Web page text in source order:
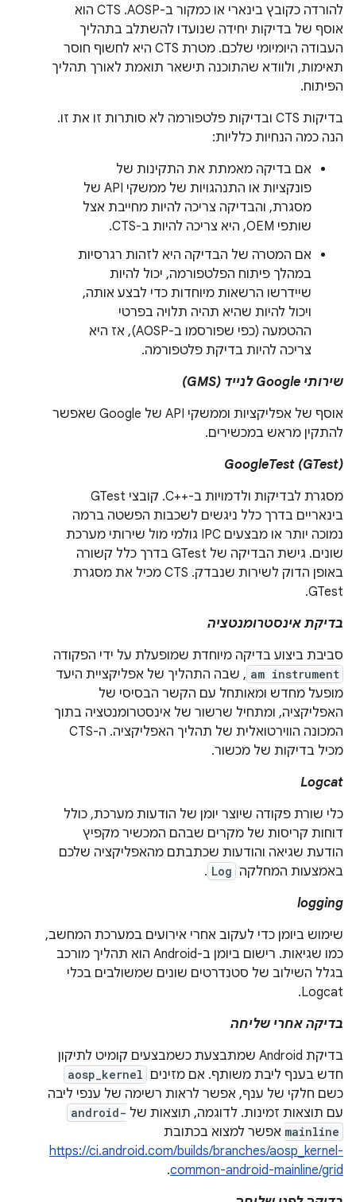
להורדה כקובץ בינארי או כמקור ב-AOSP. ‫CTS הוא
אוסף של בדיקות יחידה שנועדו להשתלב בתהליך
העבודה היומיומי שלכם. מטרת CTS היא לחשוף חוסר
תאימות, ולוודא שהתוכנה תישאר תואמת לאורך תהליך
הפיתוח.
בדיקות CTS ובדיקות פלטפורמה לא סותרות זו את זו.
הנה כמה הנחיות כלליות:
אם בדיקה מאמתת את התקינות של
פונקציות או התנהגויות של ממשקי API של
מסגרת, והבדיקה צריכה להיות מחייבת אצל
שותפי OEM, היא צריכה להיות ב-CTS.
אם המטרה של הבדיקה היא לזהות רגרסיות
במהלך פיתוח הפלטפורמה, יכול להיות
שיידרשו הרשאות מיוחדות כדי לבצע אותה,
ויכול להיות שהיא תהיה תלויה בפרטי
ההטמעה (כפי שפורסמו ב-AOSP), אז היא
צריכה להיות בדיקת פלטפורמה.
שירותי Google לנייד (GMS)
אוסף של אפליקציות וממשקי API של Google שאפשר
להתקין מראש במכשירים.
GoogleTest (GTest)
מסגרת לבדיקות ולדמויות ב-C++‎. קובצי GTest
בינאריים בדרך כלל ניגשים לשכבות הפשטה ברמה
נמוכה יותר או מבצעים IPC גולמי מול שירותי מערכת
שונים. גישת הבדיקה של GTest בדרך כלל קשורה
באופן הדוק לשירות שנבדק. ‫CTS מכיל את מסגרת
GTest.
בדיקת אינסטרומנטציה
סביבת ביצוע בדיקה מיוחדת שמופעלת על ידי הפקודה
am instrument , שבה התהליך של אפליקציית היעד
מופעל מחדש ומאותחל עם הקשר הבסיסי של
האפליקציה, ומתחיל שרשור של אינסטרומנטציה בתוך
המכונה הווירטואלית של תהליך האפליקציה. ה-CTS
מכיל בדיקות של מכשור.
Logcat
כלי שורת פקודה שיוצר יומן של הודעות מערכת, כולל
דוחות קריסות של מקרים שבהם המכשיר מקפיץ
הודעת שגיאה והודעות שכתבתם מהאפליקציה שלכם
באמצעות המחלקה Log
.
logging
שימוש ביומן כדי לעקוב אחרי אירועים במערכת המחשב,
כמו שגיאות. רישום ביומן ב-Android הוא תהליך מורכב
בגלל השילוב של סטנדרטים שונים שמשולבים בכלי
Logcat.
בדיקה אחרי שליחה
בדיקת Android שמתבצעת כשמבצעים קומיט לתיקון
חדש בענף ליבת משותף. אם מזינים aosp_kernel
כשם חלקי של ענף, אפשר לראות רשימה של ענפי ליבה
עם תוצאות זמינות. לדוגמה, תוצאות של android-
mainline אפשר למצוא בכתובת
https://ci.android.com/builds/branches/aosp_kernel-
common-android-mainline/grid
.